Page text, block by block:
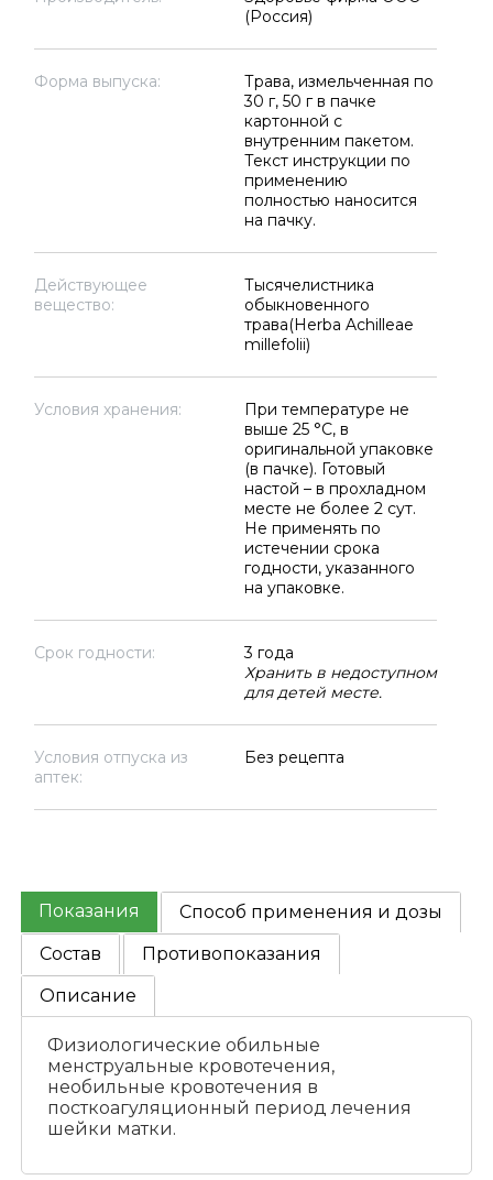
(Россия)
Форма выпуска:
Трава, измельченная по
30 г, 50 г в пачке
картонной с
внутренним пакетом.
Текст инструкции по
применению
полностью наносится
на пачку.
Действующее
вещество:
Тысячелистника
обыкновенного
трава(Herba Achilleae
millefolii)
Условия хранения:
При температуре не
выше 25 °C, в
оригинальной упаковке
(в пачке). Готовый
настой – в прохладном
месте не более 2 сут.
Не применять по
истечении срока
годности, указанного
на упаковке.
Срок годности:
3 года
Хранить в недоступном
для детей месте.
Условия отпуска из
аптек:
Без рецепта
Показания
Способ применения и дозы
Состав
Противопоказания
Описание
Физиологические обильные
менструальные кровотечения,
необильные кровотечения в
посткоагуляционный период лечения
шейки матки.